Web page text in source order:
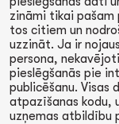
zināmi tikai
tos citiem un
uzzināt. Ja ir
persona,
pieslēgšanās pie
publicēšanu. Visas
atpazīšanas kodu,
uzņemas atbildību